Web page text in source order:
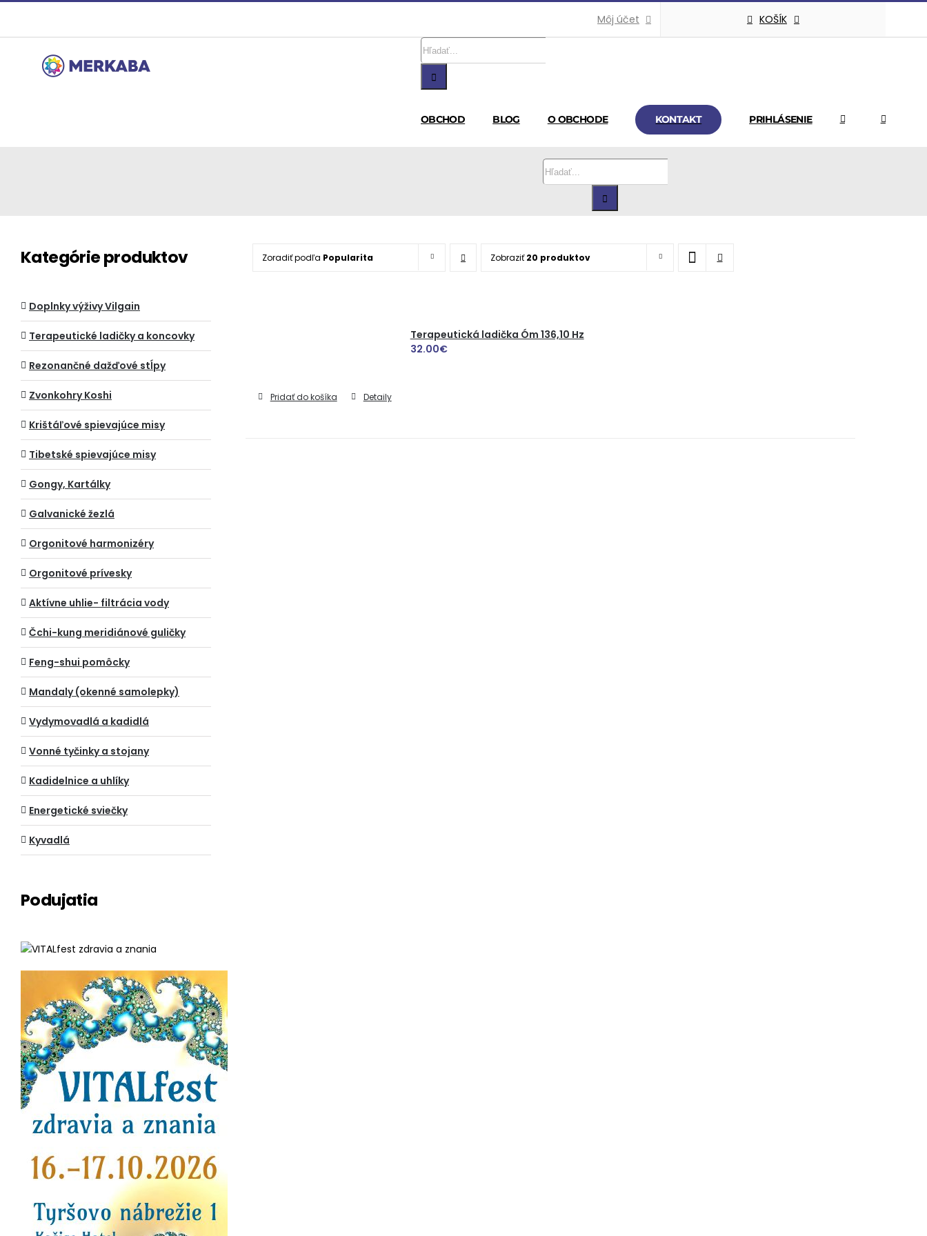
Môj účet
KOŠÍK
Hľadať:
OBCHOD BLOG O OBCHODE KONTAKT PRIHLÁSENIE
Hľadať:
Zoradiť podľa Popularita Zobraziť20 produktov
Terapeutická ladička Óm 136,10 Hz
32.00€
Pridať do košíka Detaily
Kategórie produktov
Doplnky výživy Vilgain
Terapeutické ladičky a koncovky
Rezonančné dažďové stĺpy
Zvonkohry Koshi
Krištáľové spievajúce misy
Tibetské spievajúce misy
Gongy, Kartálky
Galvanické žezlá
Orgonitové harmonizéry
Orgonitové prívesky
Aktívne uhlie- filtrácia vody
Čchi-kung meridiánové guličky
Feng-shui pomôcky
Mandaly (okenné samolepky)
Vydymovadlá a kadidlá
Vonné tyčinky a stojany
Kadidelnice a uhlíky
Energetické sviečky
Kyvadlá
Podujatia